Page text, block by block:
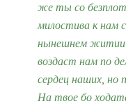
же ты со
милостива к нам
нынешнем житии
воздаст нам по
сердец наших, но
На твое бо